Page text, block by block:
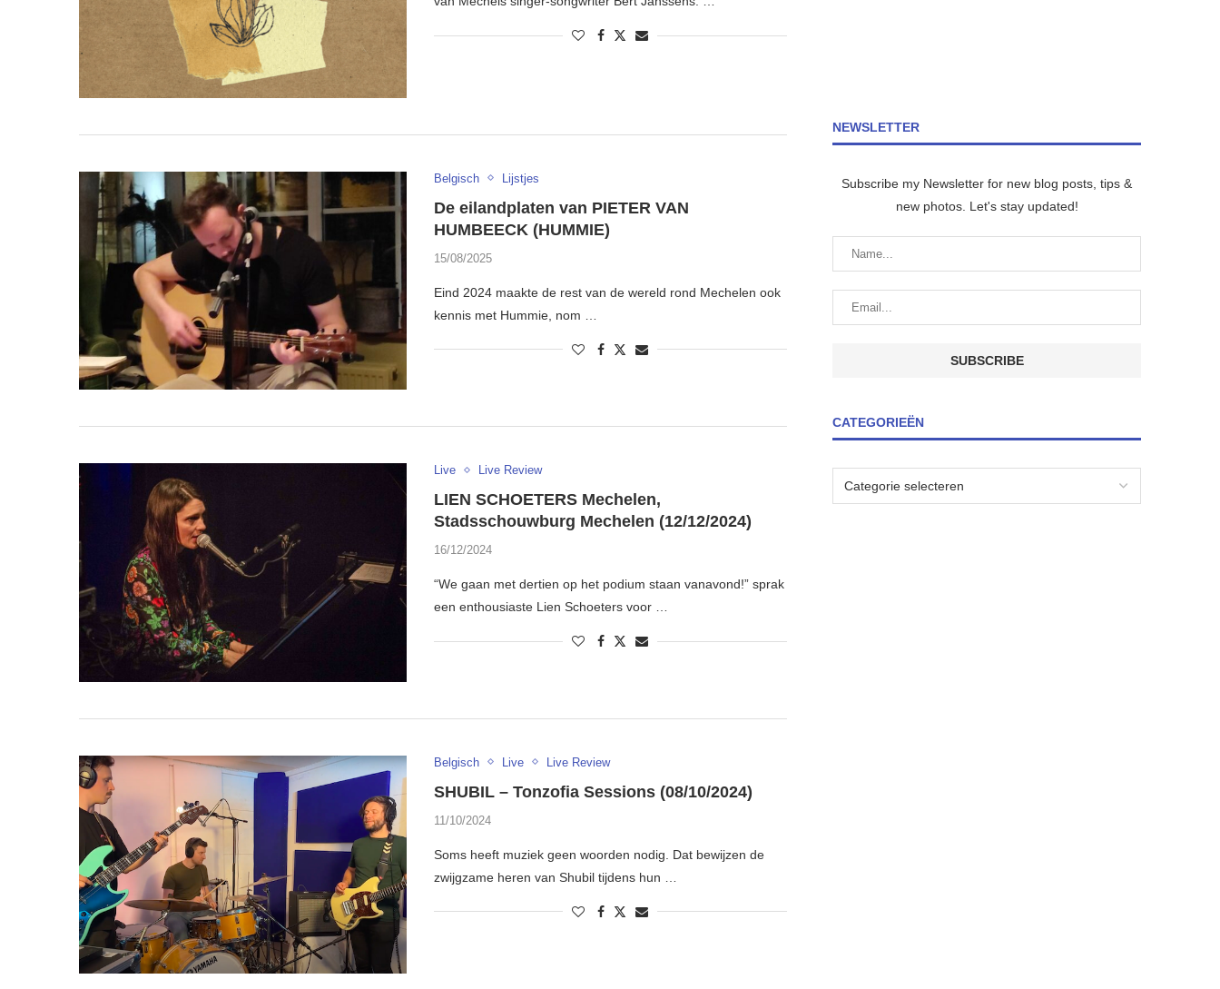
Belgisch Lijstjes
De eilandplaten van PIETER VAN
HUMBEECK (HUMMIE)
15/08/2025
Eind 2024 maakte de rest van de wereld rond Mechelen ook
kennis met Hummie, nom …
Live Live Review
LIEN SCHOETERS Mechelen,
Stadsschouwburg Mechelen (12/12/2024)
16/12/2024
“We gaan met dertien op het podium staan vanavond!” sprak
een enthousiaste Lien Schoeters voor …
Belgisch Live Live Review
SHUBIL – Tonzofia Sessions (08/10/2024)
11/10/2024
Soms heeft muziek geen woorden nodig. Dat bewijzen de
zwijgzame heren van Shubil tijdens hun …
NEWSLETTER
Subscribe my Newsletter for new blog posts, tips &
new photos. Let's stay updated!
CATEGORIEËN